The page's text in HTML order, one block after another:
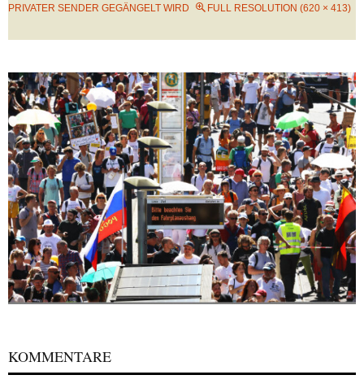
PRIVATER SENDER GEGÄNGELT WIRD
FULL RESOLUTION (620 × 413)
KOMMENTARE